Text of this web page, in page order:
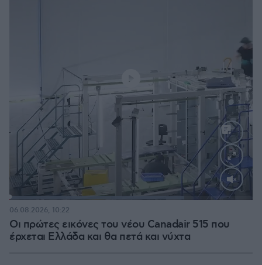
Loaded
Οι πρώτες εικόνες του νέου Canadair 515 που
έρχεται Ελλάδα και θα πετά και νύχτα
06.08.2026, 10:22